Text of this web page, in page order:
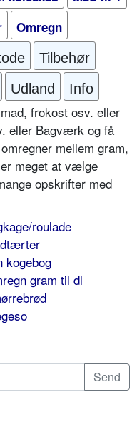
Omregn
Tilbehør
Udland Info
frokost osv. eller
eller Bagværk og få
mellem gram,
meget at vælge
opskrifter med
roulade
kogebog
gram til dl